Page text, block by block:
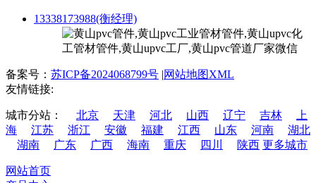
13338173988(衡经理)
备案号： 苏ICP备2024068799号 |网站地图XML
友情链接:
城市分站： 北京 天津 河北 山西 辽宁 吉林
上
海
江苏 浙江 安徽 福建 江西 山东 河南
湖北
湖南
广东 广西 海南 重庆 四川 陕西 更多城市
网站首页